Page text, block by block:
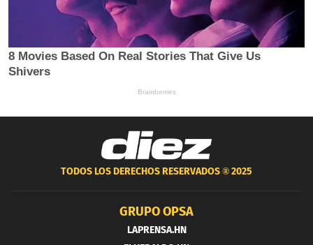
TODOS LOS DERECHOS RESERVADOS ®2025
GRUPO OPSA
LAPRENSA.HN